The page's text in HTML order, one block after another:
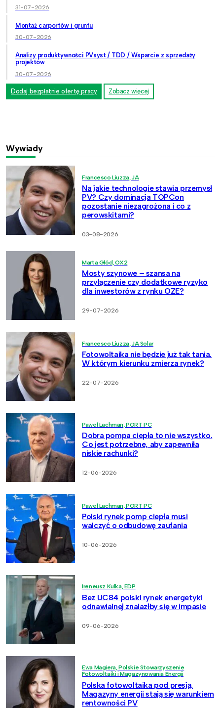
31-07-2026
Montaż carportów i gruntu
30-07-2026
Analizy produktywności PVsyst / TDD / Wsparcie z sprzedaży
projektów
30-07-2026
Dodaj bezpłatnie ofertę pracy Zobacz więcej
Wywiady
Francesco Liuzza, JA
Na jakie technologie stawia przemysł
PV? Czy dominacja TOPCon
pozostanie niezagrożona i co z
perowskitami?
03-08-2026
Marta Głód, OX2
Mosty szynowe – szansa na
przyłączenie czy dodatkowe ryzyko
dla inwestorów z rynku OZE?
29-07-2026
Francesco Liuzza, JA Solar
Fotowoltaika nie będzie już tak tania.
W którym kierunku zmierza rynek?
22-07-2026
Paweł Lachman, PORT PC
Dobra pompa ciepła to nie wszystko.
Co jest potrzebne, aby zapewniła
niskie rachunki?
12-06-2026
Paweł Lachman, PORT PC
Polski rynek pomp ciepła musi
walczyć o odbudowę zaufania
10-06-2026
Ireneusz Kulka, EDP
Bez UC84 polski rynek energetyki
odnawialnej znalazłby się w impasie
09-06-2026
Ewa Magiera, Polskie Stowarzyszenie
Fotowoltaiki i Magazynowania Energii
Polska fotowoltaika pod presją.
Magazyny energii stają się warunkiem
rentowności PV